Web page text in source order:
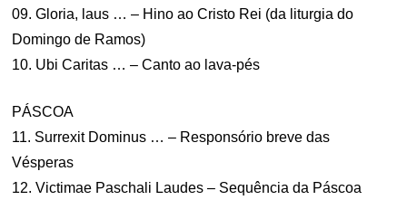
09. Gloria, laus … – Hino ao Cristo Rei (da liturgia do
Domingo de Ramos)
10. Ubi Caritas … – Canto ao lava-pés
PÁSCOA
11. Surrexit Dominus … – Responsório breve das
Vésperas
12. Victimae Paschali Laudes – Sequência da Páscoa